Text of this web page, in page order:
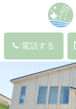
電話する